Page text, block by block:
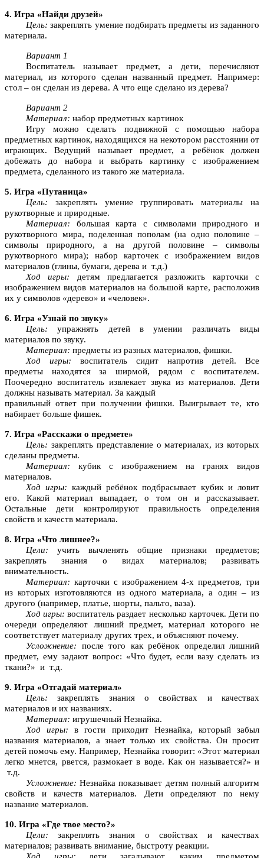
4. Игра «Найди друзей»
Цель: закреплять умение подбирать предметы из заданного
материала.
Вариант 1
Воспитатель называет предмет, а дети, перечисляют
материал, из которого сделан названный предмет. Например:
стол – он сделан из дерева. А что еще сделано из дерева?
Вариант 2
Материал: набор предметных картинок
Игру можно сделать подвижной с помощью набора
предметных картинок, находящихся на некотором расстоянии от
играющих. Ведущий называет предмет, а ребёнок должен
добежать до набора и выбрать картинку с изображением
предмета, сделанного из такого же материала.
5. Игра «Путаница»
Цель: закреплять умение группировать материалы на
рукотворные и природные.
Материал: большая карта с символами природного и
рукотворного мира, поделенная пополам (на одно половине –
символы природного, а на другой половине – символы
рукотворного мира); набор карточек с изображением видов
материалов (глины, бумаги, дерева и т.д.)
Ход игры: детям предлагается разложить карточки с
изображением видов материалов на большой карте, расположив
их у символов «дерево» и «человек».
6. Игра «Узнай по звуку»
Цель:упражнять детей в умении различать виды
материалов по звуку.
Материал: предметы из разных материалов, фишки.
Ход игры: воспитатель сидит напротив детей. Все
предметы находятся за ширмой, рядом с воспитателем.
Поочередно воспитатель извлекает звука из материалов. Дети
должны называть материал. За каждый
правильный ответ при получении фишки. Выигрывает те, кто
набирает больше фишек.
7. Игра «Расскажи о предмете»
Цель: закреплять представление о материалах, из которых
сделаны предметы.
Материал: кубик с изображением на гранях видов
материалов.
Ход игры: каждый ребёнок подбрасывает кубик и ловит
его. Какой материал выпадает, о том он и рассказывает.
Остальные дети контролируют правильность определения
свойств и качеств материала.
8. Игра «Что лишнее?»
Цели: учить вычленять общие признаки предметов;
закреплять знания о видах материалов; развивать
внимательность.
Материал: карточки с изображением 4-х предметов, три
из которых изготовляются из одного материала, а один – из
другого (например, платье, шорты, пальто, ваза).
Ход игры: воспитатель раздает несколько карточек. Дети по
очереди определяют лишний предмет, материал которого не
соответствует материалу других трех, и объясняют почему.
Усложнение: после того как ребёнок определил лишний
предмет, ему задают вопрос: «Что будет, если вазу сделать из
ткани?» и т.д.
9. Игра «Отгадай материал»
Цель: закреплять знания о свойствах и качествах
материалов и их названиях.
Материал: игрушечный Незнайка.
Ход игры: в гости приходит Незнайка, который забыл
названия материалов, а знает только их свойства. Он просит
детей помочь ему. Например, Незнайка говорит: «Этот материал
легко мнется, рвется, размокает в воде. Как он называется?» и
т.д.
Усложнение: Незнайка показывает детям полный алгоритм
свойств и качеств материалов. Дети определяют по нему
название материалов.
10. Игра «Где твое место?»
Цели: закреплять знания о свойствах и качествах
материалов; развивать внимание, быстроту реакции.